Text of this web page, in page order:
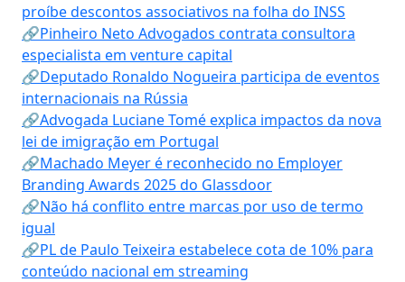
proíbe descontos associativos na folha do INSS
🔗Pinheiro Neto Advogados contrata consultora
especialista em venture capital
🔗Deputado Ronaldo Nogueira participa de eventos
internacionais na Rússia
🔗Advogada Luciane Tomé explica impactos da nova
lei de imigração em Portugal
🔗Machado Meyer é reconhecido no Employer
Branding Awards 2025 do Glassdoor
🔗Não há conflito entre marcas por uso de termo
igual
🔗PL de Paulo Teixeira estabelece cota de 10% para
conteúdo nacional em streaming